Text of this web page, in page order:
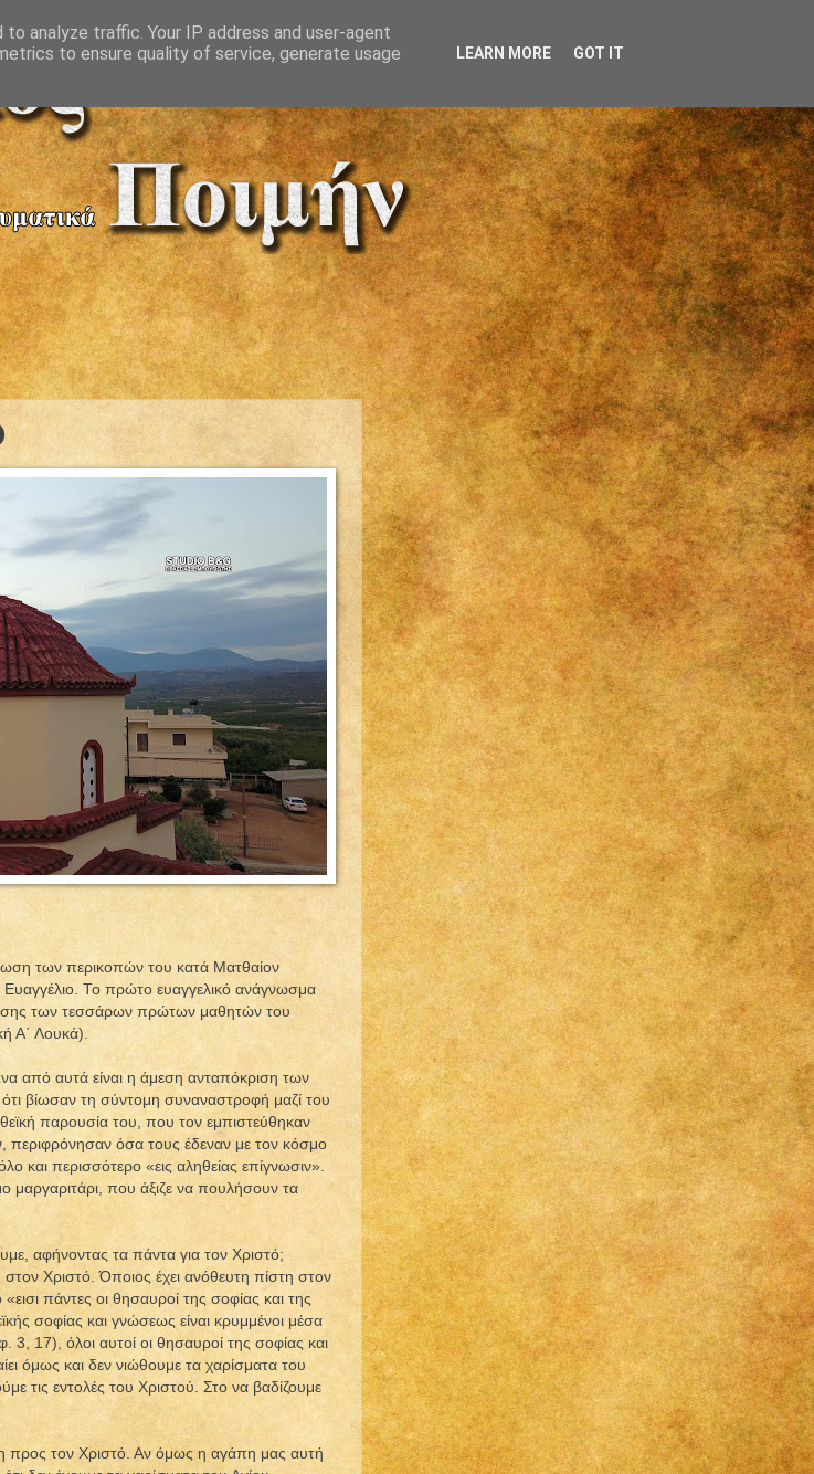
των περικοπών του κατά Ματθαίον
Ευαγγέλιο. Το πρώτο ευαγγελικό ανάγνωσμα
των τεσσάρων πρώτων μαθητών του
Α΄ Λουκά).
από αυτά είναι η άμεση ανταπόκριση των
βίωσαν τη σύντομη συναναστροφή μαζί του
θεϊκή παρουσία του, που τον εμπιστεύθηκαν
περιφρόνησαν όσα τους έδεναν με τον κόσμο
και περισσότερο «εις αληθείας επίγνωσιν».
μαργαριτάρι, που άξιζε να πουλήσουν τα
αφήνοντας τα πάντα για τον Χριστό;
Χριστό. Όποιος έχει ανόθευτη πίστη στον
πάντες οι θησαυροί της σοφίας και της
σοφίας και γνώσεως είναι κρυμμένοι μέσα
17), όλοι αυτοί οι θησαυροί της σοφίας και
όμως και δεν νιώθουμε τα χαρίσματα του
τις εντολές του Χριστού. Στο να βαδίζουμε
προς τον Χριστό. Αν όμως η αγάπη μας αυτή
analyze traffic. Your IP address and user-agent
to ensure quality of service, generate usage
LEARN MORE GOT IT